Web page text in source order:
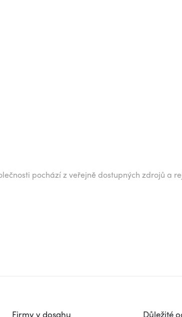
pochází z veřejně dostupných zdrojů a
Firmy v dosahu Důležité